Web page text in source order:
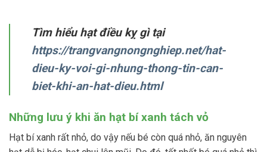
Tìm hiểu hạt điều kỵ gì tại
https://trangvangnongnghiep.net/hat-
dieu-ky-voi-gi-nhung-thong-tin-can-
biet-khi-an-hat-dieu.html
Những lưu ý khi ăn hạt bí xanh tách vỏ
Hạt bí xanh rất nhỏ, do vậy nếu bé còn quá nhỏ, ăn nguyên